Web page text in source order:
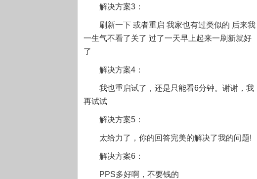
解决方案3：
刷新一下 或者重启 我家也有过类似的 后来我
一生气不看了关了 过了一天早上起来一刷新就好
了
解决方案4：
我也重启试了，还是只能看6分钟。谢谢，我
再试试
解决方案5：
太给力了，你的回答完美的解决了我的问题!
解决方案6：
PPS多好啊，不要钱的